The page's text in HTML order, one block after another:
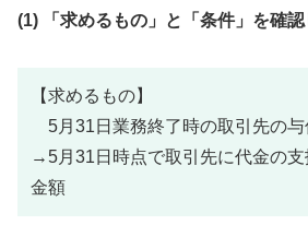
(1) 「求めるもの」と「条件」を確認
【求めるもの】
5月31日業務終了時の取引先の与
→5月31日時点で取引先に代金の支
金額